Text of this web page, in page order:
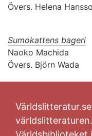
Övers. Helena
Sumokattens bageri
Naoko Machida
Övers. Björn Wada